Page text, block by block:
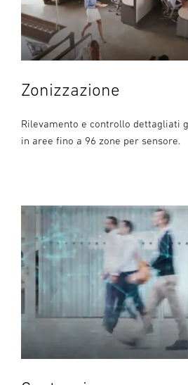
Zonizzazione
Rilevamento e controllo dettagliati
in aree fino a 96 zone per sensore.